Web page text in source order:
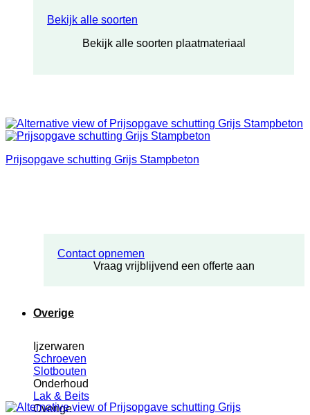
Bekijk alle soorten
Bekijk alle soorten plaatmateriaal
Contact opnemen
Vraag vrijblijvend een offerte aan
Overige
Ijzerwaren
Schroeven
Slotbouten
Onderhoud
Lak & Beits
Overige
Prijsopgave schutting Grijs Stampbeton